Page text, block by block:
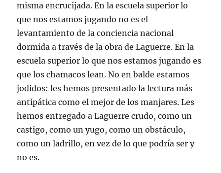
misma encrucijada. En la escuela superior lo
que nos estamos jugando no es el
levantamiento de la conciencia nacional
dormida a través de la obra de Laguerre. En la
escuela superior lo que nos estamos jugando es
que los chamacos lean. No en balde estamos
jodidos: les hemos presentado la lectura más
antipática como el mejor de los manjares. Les
hemos entregado a Laguerre crudo, como un
castigo, como un yugo, como un obstáculo,
como un ladrillo, en vez de lo que podría ser y
no es.